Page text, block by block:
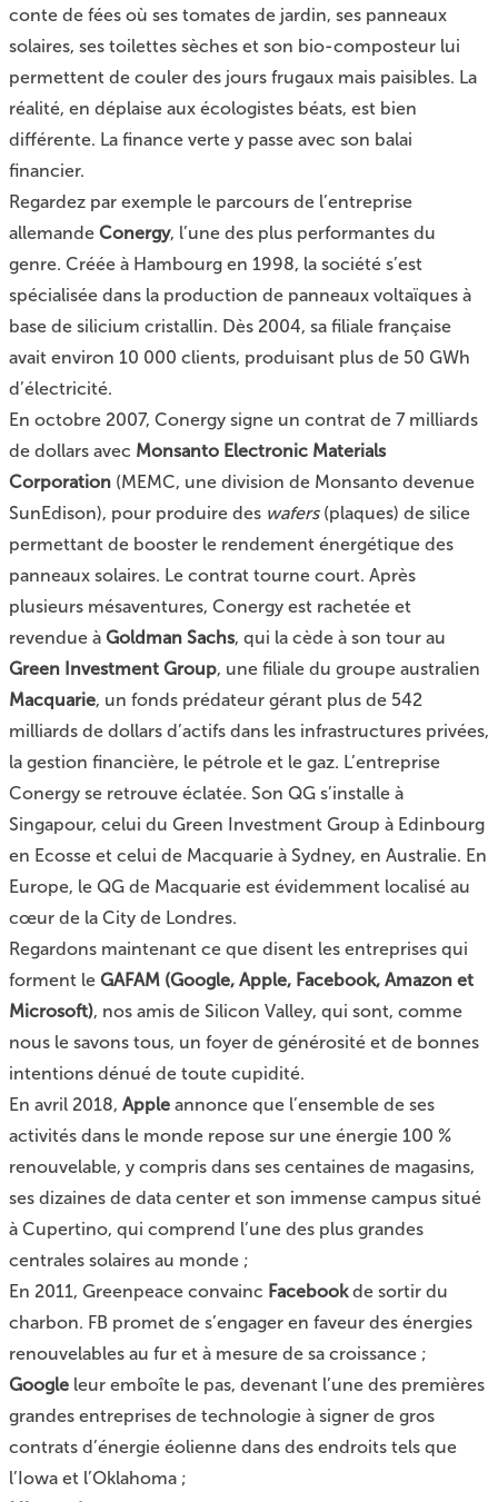
conte de fées où ses tomates de jardin, ses panneaux
solaires, ses toilettes sèches et son bio-composteur lui
permettent de couler des jours frugaux mais paisibles. La
réalité, en déplaise aux écologistes béats, est bien
différente. La finance verte y passe avec son balai
financier.
Regardez par exemple le parcours de l’entreprise
allemande Conergy, l’une des plus performantes du
genre. Créée à Hambourg en 1998, la société s’est
spécialisée dans la production de panneaux voltaïques à
base de silicium cristallin. Dès 2004, sa filiale française
avait environ 10 000 clients, produisant plus de 50 GWh
d’électricité.
En octobre 2007, Conergy signe un contrat de 7 milliards
de dollars avec Monsanto Electronic Materials
Corporation (MEMC, une division de Monsanto devenue
SunEdison), pour produire des wafers (plaques) de silice
permettant de booster le rendement énergétique des
panneaux solaires. Le contrat tourne court. Après
plusieurs mésaventures, Conergy est rachetée et
revendue à Goldman Sachs, qui la cède à son tour au
Green Investment Group, une filiale du groupe australien
Macquarie, un fonds prédateur gérant plus de 542
milliards de dollars d’actifs dans les infrastructures privées,
la gestion financière, le pétrole et le gaz. L’entreprise
Conergy se retrouve éclatée. Son QG s’installe à
Singapour, celui du Green Investment Group à Edinbourg
en Ecosse et celui de Macquarie à Sydney, en Australie. En
Europe, le QG de Macquarie est évidemment localisé au
cœur de la City de Londres.
Regardons maintenant ce que disent les entreprises qui
forment le GAFAM (Google, Apple, Facebook, Amazon et
Microsoft), nos amis de Silicon Valley, qui sont, comme
nous le savons tous, un foyer de générosité et de bonnes
intentions dénué de toute cupidité.
En avril 2018, Apple annonce que l’ensemble de ses
activités dans le monde repose sur une énergie 100 %
renouvelable, y compris dans ses centaines de magasins,
ses dizaines de data center et son immense campus situé
à Cupertino, qui comprend l’une des plus grandes
centrales solaires au monde ;
En 2011, Greenpeace convainc Facebookde sortir du
charbon. FB promet de s’engager en faveur des énergies
renouvelables au fur et à mesure de sa croissance ;
Google leur emboîte le pas, devenant l’une des premières
grandes entreprises de technologie à signer de gros
contrats d’énergie éolienne dans des endroits tels que
l’Iowa et l’Oklahoma ;